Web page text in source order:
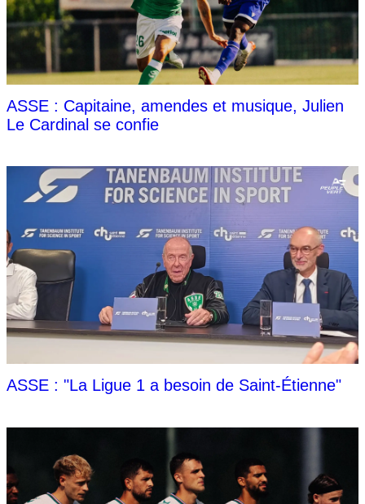
ASSE : Capitaine, amendes et musique, Julien
Le Cardinal se confie
ASSE : "La Ligue 1 a besoin de Saint-Étienne"